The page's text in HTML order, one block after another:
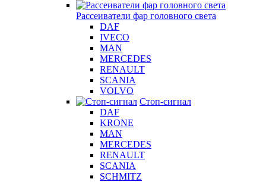
Рассеиватели фар головного света
DAF
IVECO
MAN
MERCEDES
RENAULT
SCANIA
VOLVO
Стоп-сигнал
DAF
KRONE
MAN
MERCEDES
RENAULT
SCANIA
SCHMITZ